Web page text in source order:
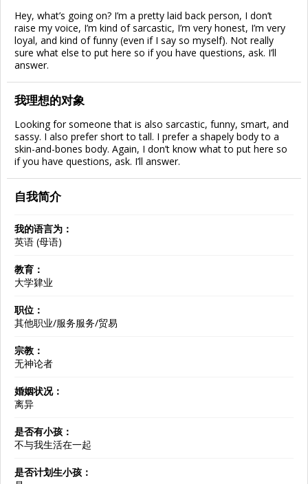
Hey, what’s going on? I’m a pretty laid back person, I don’t
raise my voice, I’m kind of sarcastic, I’m very honest, I’m very
loyal, and kind of funny (even if I say so myself). Not really
sure what else to put here so if you have questions, ask. I’ll
answer.
我理想的对象
Looking for someone that is also sarcastic, funny, smart, and
sassy. I also prefer short to tall. I prefer a shapely body to a
skin-and-bones body. Again, I don’t know what to put here so
if you have questions, ask. I’ll answer.
自我简介
我的语言为：
英语 (母语)
教育：
大学肄业
职位：
其他职业/服务服务/贸易
宗教：
无神论者
婚姻状况：
离异
是否有小孩：
不与我生活在一起
是否计划生小孩：